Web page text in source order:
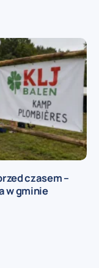
czasem –
w gminie